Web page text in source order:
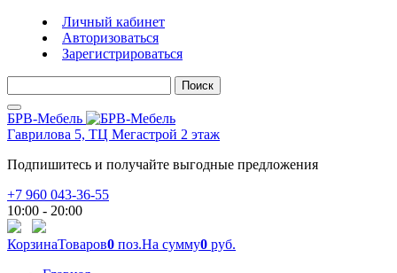
Личный кабинет
Авторизоваться
Зарегистрироваться
Поиск
БРВ-Мебель
Гаврилова 5, ТЦ Мегастрой 2 этаж
Подпишитесь и получайте выгодные предложения
+7 960 043-36-55
10:00 - 20:00
КорзинаТоваров0 поз.На сумму0 руб.